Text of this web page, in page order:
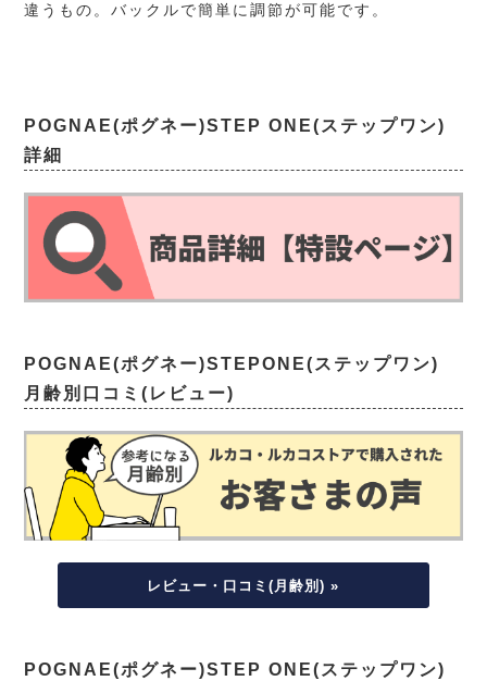
違うもの。バックルで簡単に調節が可能です。
POGNAE(ポグネー)STEP ONE(ステップワン)
詳細
POGNAE(ポグネー)STEPONE(ステップワン)
月齢別口コミ(レビュー)
レビュー・口コミ(月齢別) »
POGNAE(ポグネー)STEP ONE(ステップワン)